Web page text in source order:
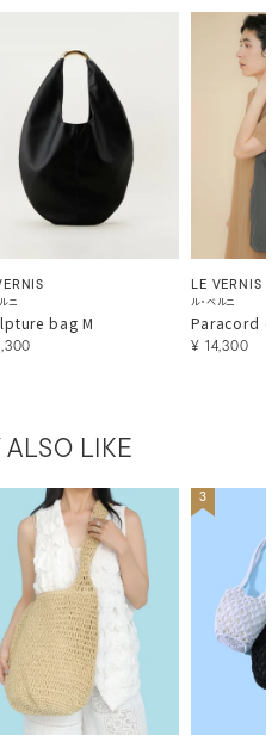
ニ
bag M
LE VERNIS
ル・ベルニ
Paracord
¥ 14,300
ALSO LIKE
3